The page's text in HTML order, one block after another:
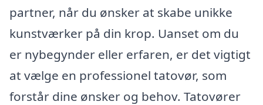
partner, når du ønsker at skabe unikke
kunstværker på din krop. Uanset om du
er nybegynder eller erfaren, er det vigtigt
at vælge en professionel tatovør, som
forstår dine ønsker og behov. Tatovører